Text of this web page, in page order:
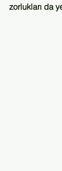
zorlukları da